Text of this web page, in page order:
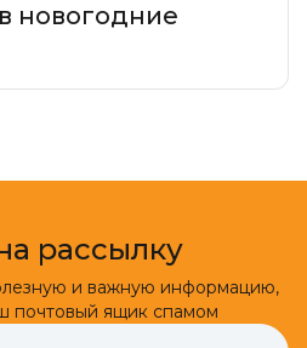
новогодние
рассылку
и важную информацию,
почтовый ящик спамом